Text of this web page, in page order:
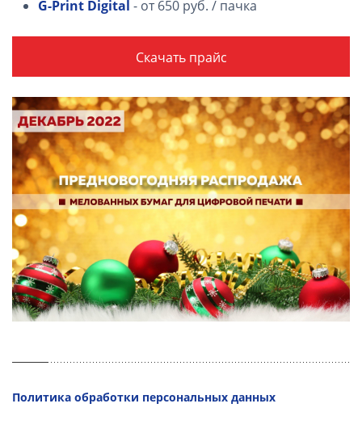
G-Print Digital - от 650 руб. / пачка
Скачать прайс
Политика обработки персональных данных